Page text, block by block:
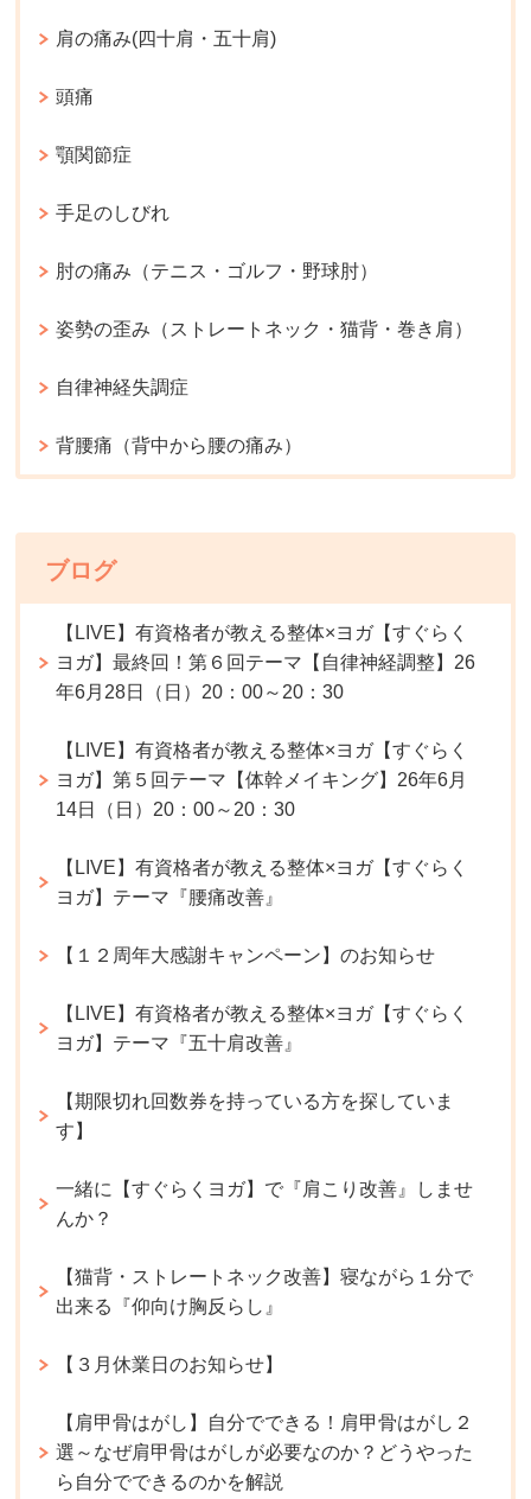
肩の痛み(四十肩・五十肩)
頭痛
顎関節症
手足のしびれ
肘の痛み（テニス・ゴルフ・野球肘）
姿勢の歪み（ストレートネック・猫背・巻き肩）
自律神経失調症
背腰痛（背中から腰の痛み）
ブログ
【LIVE】有資格者が教える整体×ヨガ【すぐらく
ヨガ】最終回！第６回テーマ【自律神経調整】26
年6月28日（日）20：00～20：30
【LIVE】有資格者が教える整体×ヨガ【すぐらく
ヨガ】第５回テーマ【体幹メイキング】26年6月
14日（日）20：00～20：30
【LIVE】有資格者が教える整体×ヨガ【すぐらく
ヨガ】テーマ『腰痛改善』
【１２周年大感謝キャンペーン】のお知らせ
【LIVE】有資格者が教える整体×ヨガ【すぐらく
ヨガ】テーマ『五十肩改善』
【期限切れ回数券を持っている方を探していま
す】
一緒に【すぐらくヨガ】で『肩こり改善』しませ
んか？
【猫背・ストレートネック改善】寝ながら１分で
出来る『仰向け胸反らし』
【３月休業日のお知らせ】
【肩甲骨はがし】自分でできる！肩甲骨はがし２
選～なぜ肩甲骨はがしが必要なのか？どうやった
ら自分でできるのかを解説